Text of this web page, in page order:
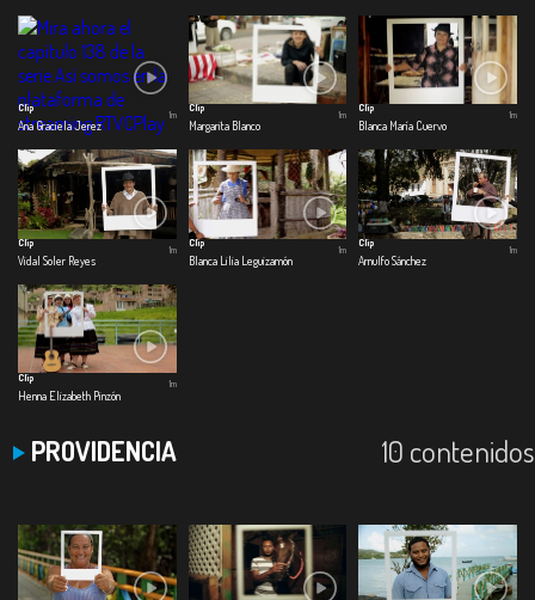
Clip
Ana Graciela Jerez
1m
Clip
Margarita Blanco
1m
Clip
Blanca María Cuervo
1m
Clip
Vidal Soler Reyes
1m
Clip
Blanca Lilia Leguizamón
1m
Clip
Arnulfo Sánchez
1m
Clip
Henna Elizabeth Pinzón
1m
PROVIDENCIA 10 contenidos